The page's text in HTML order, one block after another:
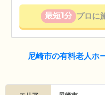
最短1分 プロに
尼崎市の有料老人ホ